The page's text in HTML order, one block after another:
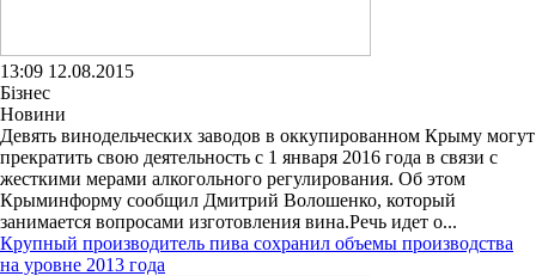
13:09 12.08.2015
Бізнес
Новини
Девять винодельческих заводов в оккупированном Крыму могут
прекратить свою деятельность с 1 января 2016 года в связи с
жесткими мерами алкогольного регулирования. Об этом
Крыминформу сообщил Дмитрий Волошенко, который
занимается вопросами изготовления вина.Речь идет о...
Крупный производитель пива сохранил объемы производства
на уровне 2013 года